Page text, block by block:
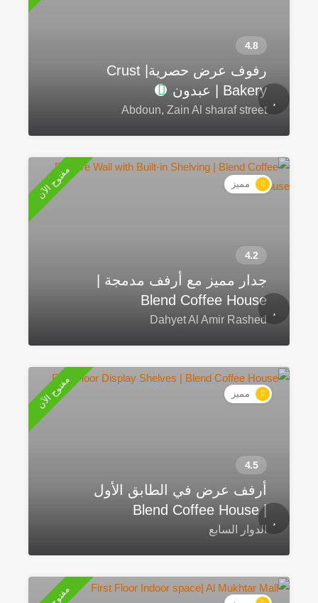
رفوف عرض حصرية| Crust
Bakery | عبدون
Abdoun, Zain Al sharaf street
مميز مفتوح الآن
جدار مميز مع أرفف مدمجة |
Blend Coffee House
Dahyet Al Amir Rashed
مميز مفتوح الآن
أرفف عرض في الطابق الأول
| Blend Coffee House
الدوار السابع